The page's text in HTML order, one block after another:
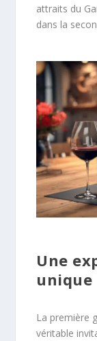
attraits du
dans la
Une
unique
La première
véritable